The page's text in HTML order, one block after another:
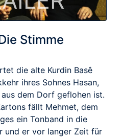
Stimme
die alte Kurdin Basê
ihres Sohnes Hasan,
dem Dorf geflohen ist.
fällt Mehmet, dem
ein Tonband in die
und er vor langer Zeit für